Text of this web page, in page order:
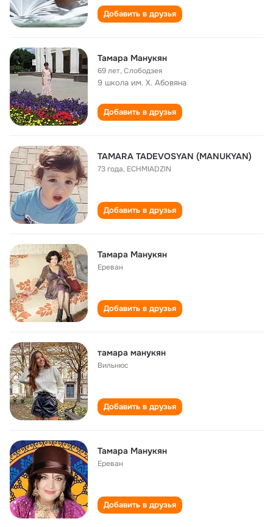
Добавить в друзья
Тамара Манукян
69 лет,Слободзея
9 школа им. Х. Абовяна
Добавить в друзья
TAMARA TADEVOSYAN (MANUKYAN)
73 года, ECHMIADZIN
Добавить в друзья
Тамара Манукян
Ереван
Добавить в друзья
тамара манукян
Вильнюс
Добавить в друзья
Тамара Манукян
Ереван
Добавить в друзья